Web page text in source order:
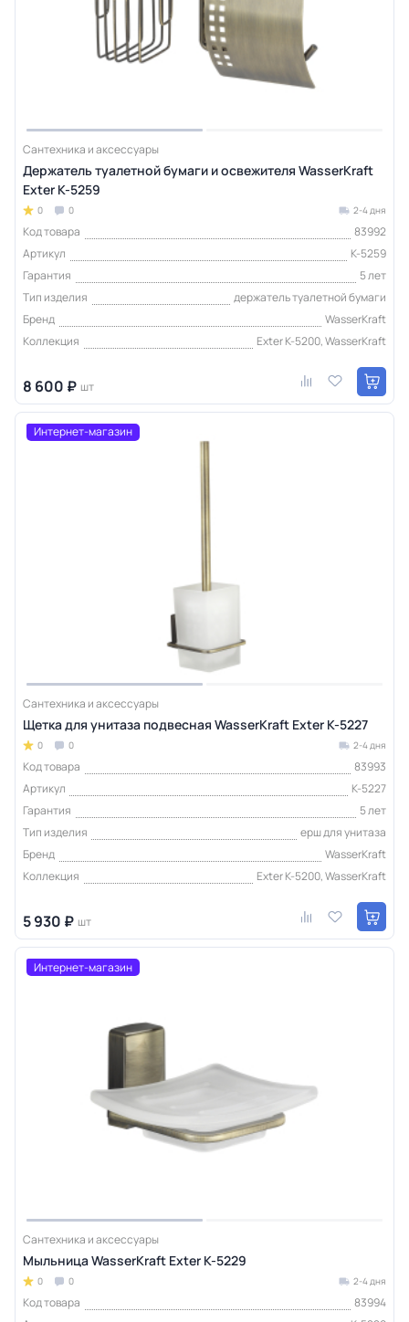
Сантехника и аксессуары
Держатель туалетной бумаги и освежителя WasserKraft
Exter K-5259
0 0 2-4 дня
Код товара
83992
Артикул
K-5259
Гарантия
5 лет
Тип изделия
держатель туалетной бумаги
Бренд
WasserKraft
Коллекция
Exter K-5200, WasserKraft
8 600 ₽ шт
Интернет-магазин
Сантехника и аксессуары
Щетка для унитаза подвесная WasserKraft Exter K-5227
0 0 2-4 дня
Код товара
83993
Артикул
K-5227
Гарантия
5 лет
Тип изделия
ерш для унитаза
Бренд
WasserKraft
Коллекция
Exter K-5200, WasserKraft
5 930 ₽ шт
Интернет-магазин
Сантехника и аксессуары
Мыльница WasserKraft Exter K-5229
0 0 2-4 дня
Код товара
83994